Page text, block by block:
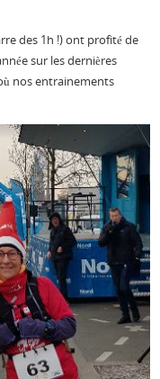
des 1h !) ont profité de
sur les dernières
nos entrainements